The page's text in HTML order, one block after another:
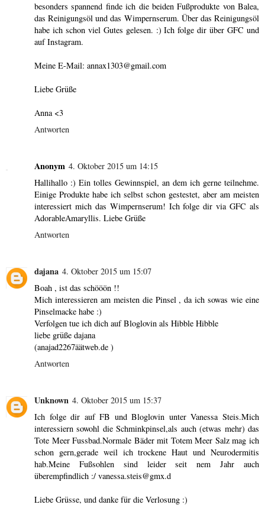
besonders spannend finde ich die beiden Fußprodukte von Balea,
das Reinigungsöl und das Wimpernserum. Über das Reinigungsöl
habe ich schon viel Gutes gelesen. :) Ich folge dir über GFC und
auf Instagram.
Meine E-Mail: annax1303@gmail.com
Liebe Grüße
Anna <3
Antworten
Anonym 4. Oktober 2015 um 14:15
Hallihallo :) Ein tolles Gewinnspiel, an dem ich gerne teilnehme.
Einige Produkte habe ich selbst schon gestestet, aber am meisten
interessiert mich das Wimpernserum! Ich folge dir via GFC als
AdorableAmaryllis. Liebe Grüße
Antworten
dajana 4. Oktober 2015 um 15:07
Boah , ist das schööön !!
Mich interessieren am meisten die Pinsel , da ich sowas wie eine
Pinselmacke habe :)
Verfolgen tue ich dich auf Bloglovin als Hibble Hibble
liebe grüße dajana
(anajad2267äätweb.de )
Antworten
Unknown 4. Oktober 2015 um 15:37
Ich folge dir auf FB und Bloglovin unter Vanessa Steis.Mich
interessiern sowohl die Schminkpinsel,als auch (etwas mehr) das
Tote Meer Fussbad.Normale Bäder mit Totem Meer Salz mag ich
schon gern,gerade weil ich trockene Haut und Neurodermitis
hab.Meine Fußsohlen sind leider seit nem Jahr auch
überempfindlich :/ vanessa.steis@gmx.d
Liebe Grüsse, und danke für die Verlosung :)